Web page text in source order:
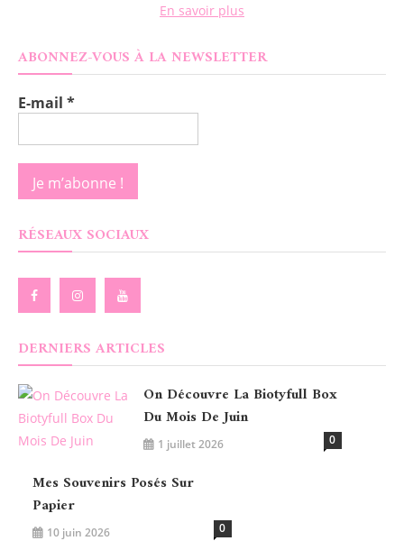
En savoir plus
ABONNEZ-VOUS À LA NEWSLETTER
E-mail *
RÉSEAUX SOCIAUX
DERNIERS ARTICLES
On Découvre La Biotyfull Box
Du Mois De Juin
1 juillet 2026 0
Mes Souvenirs Posés Sur
Papier
10 juin 2026 0